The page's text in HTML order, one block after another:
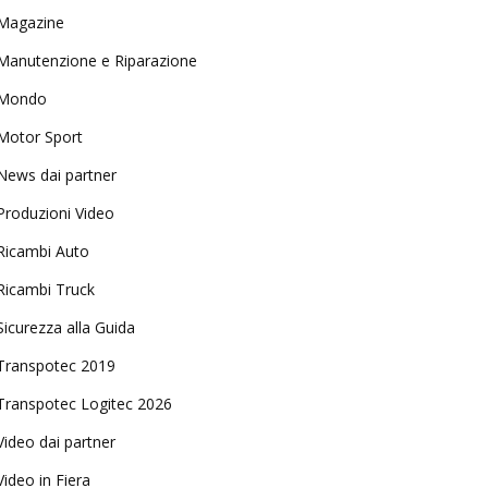
e Riparazione
Sport
dai partner
Video
Auto
Truck
alla Guida
2019
Logitec 2026
dai partner
in Fiera